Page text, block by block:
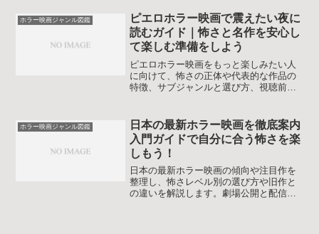
かめる内容です。
ホラー映画ジャンル図鑑
ピエロホラー映画で震えたい夜に
読むガイド｜怖さと名作を安心し
て楽しむ準備をしよう
ピエロホラー映画をもっと楽しみたい人
に向けて、怖さの正体や代表的な作品の
特徴、サブジャンルと選び方、視聴前の
ます。トラウマ表現が苦手な人向けのチ
ェックポイントも紹介します。
ホラー映画ジャンル図鑑
日本の最新ホラー映画を徹底案内
入門ガイドで自分に合う怖さを楽
しもう！
日本の最新ホラー映画の傾向や注目作を
整理し、怖さレベル別の選び方や旧作と
の違いを解説します。劇場公開と配信作